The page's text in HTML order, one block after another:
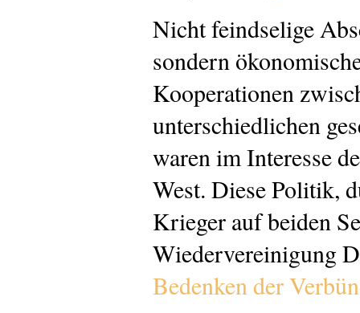
Nicht feindselige
sondern
Kooperationen
unterschiedlichen
waren im Interesse
West. Diese Politik,
Krieger auf beiden
Wiedervereinigung
Bedenken der